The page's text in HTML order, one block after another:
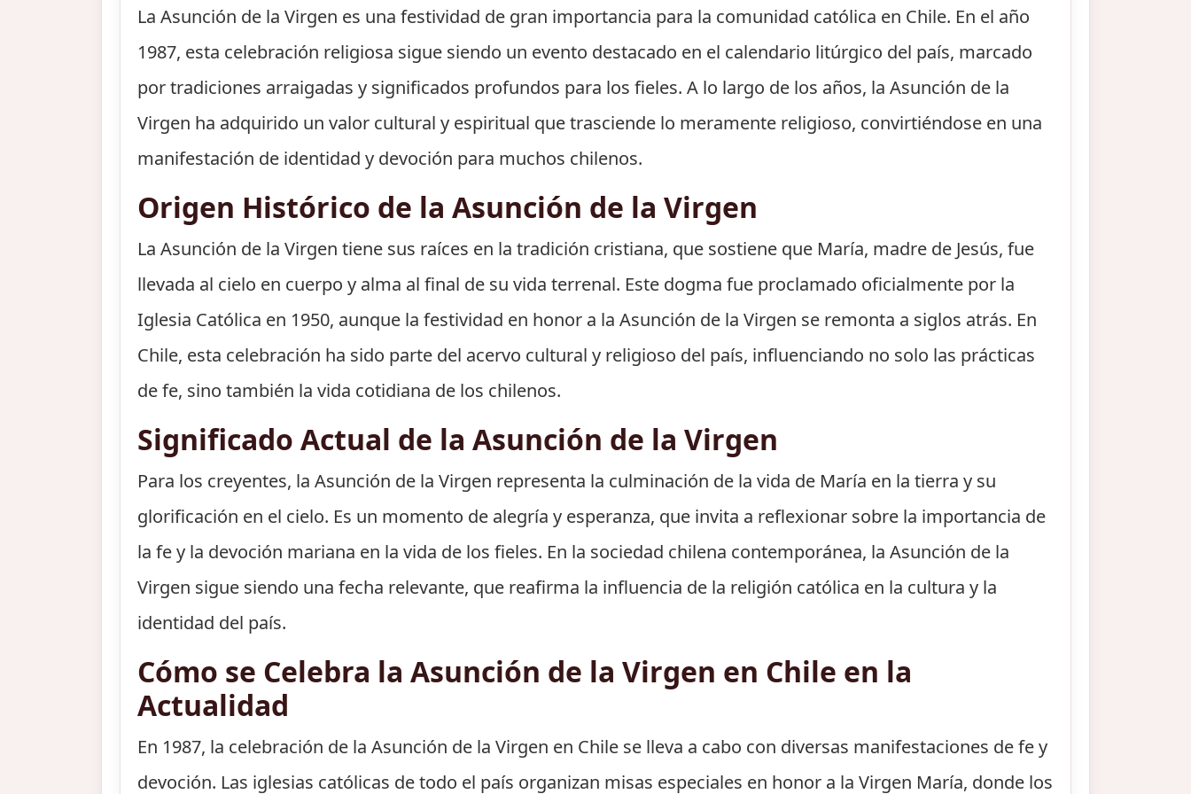
La Asunción de la Virgen es una festividad de gran importancia para la comunidad católica en Chile. En el año
1987, esta celebración religiosa sigue siendo un evento destacado en el calendario litúrgico del país, marcado
por tradiciones arraigadas y significados profundos para los fieles. A lo largo de los años, la Asunción de la
Virgen ha adquirido un valor cultural y espiritual que trasciende lo meramente religioso, convirtiéndose en una
manifestación de identidad y devoción para muchos chilenos.
Origen Histórico de la Asunción de la Virgen
La Asunción de la Virgen tiene sus raíces en la tradición cristiana, que sostiene que María, madre de Jesús, fue
llevada al cielo en cuerpo y alma al final de su vida terrenal. Este dogma fue proclamado oficialmente por la
Iglesia Católica en 1950, aunque la festividad en honor a la Asunción de la Virgen se remonta a siglos atrás. En
Chile, esta celebración ha sido parte del acervo cultural y religioso del país, influenciando no solo las prácticas
de fe, sino también la vida cotidiana de los chilenos.
Significado Actual de la Asunción de la Virgen
Para los creyentes, la Asunción de la Virgen representa la culminación de la vida de María en la tierra y su
glorificación en el cielo. Es un momento de alegría y esperanza, que invita a reflexionar sobre la importancia de
la fe y la devoción mariana en la vida de los fieles. En la sociedad chilena contemporánea, la Asunción de la
Virgen sigue siendo una fecha relevante, que reafirma la influencia de la religión católica en la cultura y la
identidad del país.
Cómo se Celebra la Asunción de la Virgen en Chile en la
Actualidad
En 1987, la celebración de la Asunción de la Virgen en Chile se lleva a cabo con diversas manifestaciones de fe y
devoción. Las iglesias católicas de todo el país organizan misas especiales en honor a la Virgen María, donde los